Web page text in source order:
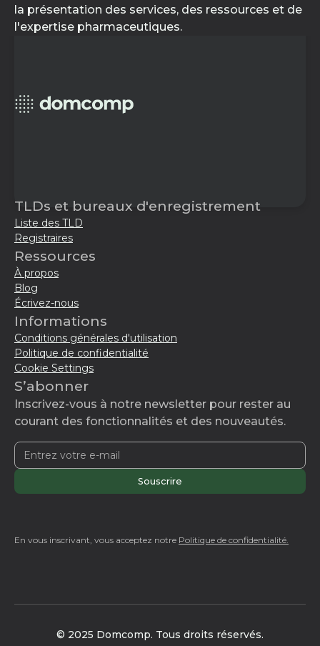
la présentation des services, des ressources et de
l'expertise pharmaceutiques.
TLDs et bureaux d'enregistrement
Liste des TLD
Registraires
Ressources
À propos
Blog
Écrivez-nous
Informations
Conditions générales d'utilisation
Politique de confidentialité
Cookie Settings
S’abonner
Inscrivez-vous à notre newsletter pour rester au
courant des fonctionnalités et des nouveautés.
En vous inscrivant, vous acceptez notre Politique de confidentialité.
© 2025 Domcomp. Tous droits réservés.